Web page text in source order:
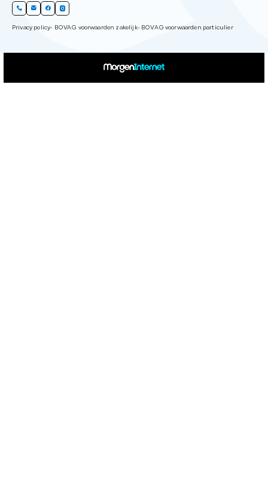
Privacy policy- BOVAG voorwaarden zakelijk- BOVAG voorwaarden particulier